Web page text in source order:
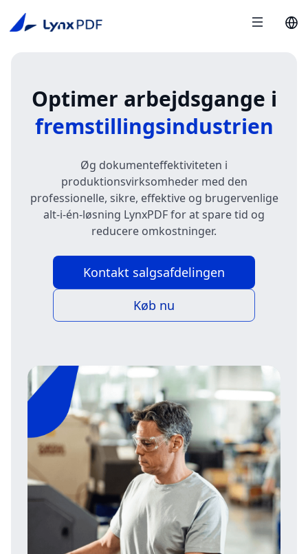
Optimer arbejdsgange i
fremstillingsindustrien
Øg dokumenteffektiviteten i
produktionsvirksomheder med den
professionelle, sikre, effektive og brugervenlige
alt-i-én-løsning LynxPDF for at spare tid og
reducere omkostninger.
Kontakt salgsafdelingen
Køb nu